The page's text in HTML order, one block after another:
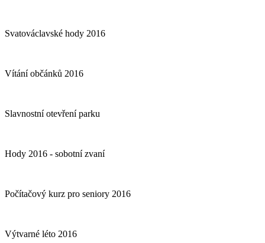
Svatováclavské hody 2016
Vítání občánků 2016
Slavnostní otevření parku
Hody 2016 - sobotní zvaní
Počítačový kurz pro seniory 2016
Výtvarné léto 2016